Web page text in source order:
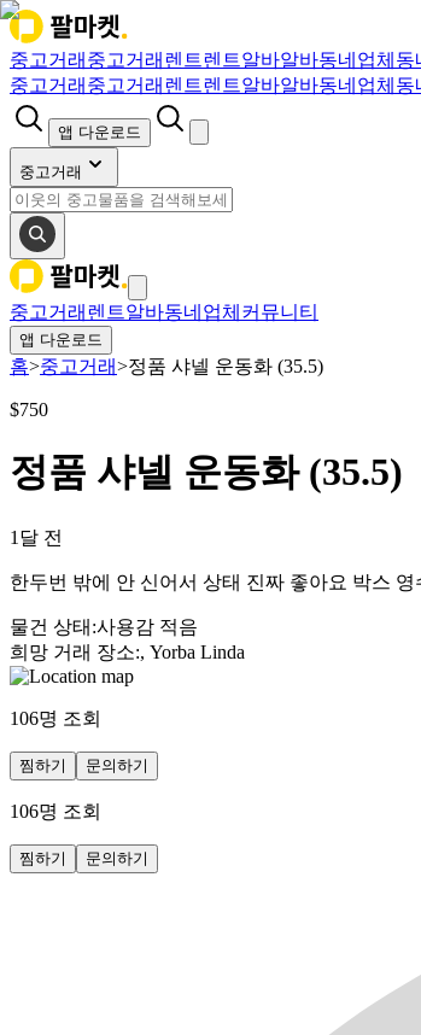
중고거래 중고거래 렌트렌트알바알바동네업체 동
중고거래 중고거래 렌트렌트알바알바동네업체 동
앱 다운로드
중고거래
중고거래 렌트알바동네업체 커뮤니티
앱 다운로드
홈>중고거래>정품 샤넬 운동화 (35.5)
$750
정품 샤넬 운동화 (35.5)
1달 전
한두번 밖에 안 신어서 상태 진짜 좋아요 박스
물건 상태 :사용감 적음
희망 거래 장소:, Yorba Linda
106명 조회
찜하기 문의하기
106명 조회
찜하기 문의하기